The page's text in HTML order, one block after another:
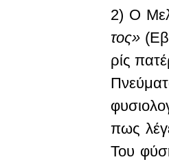
2) Ο
τος»
ρίς
πως
Του